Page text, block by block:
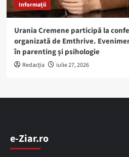
Informații
Urania Cremene participă la
organizată de Emthrive.
în parenting și psihologie
Redacția iulie 27, 2026
e-Ziar.ro